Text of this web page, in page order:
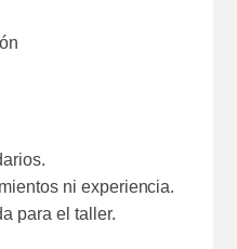
ni experiencia.
para el taller.